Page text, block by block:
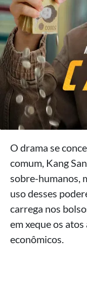
O drama se
comum, Kang
sobre-humanos,
uso desses
carrega nos
em xeque os
econômicos.